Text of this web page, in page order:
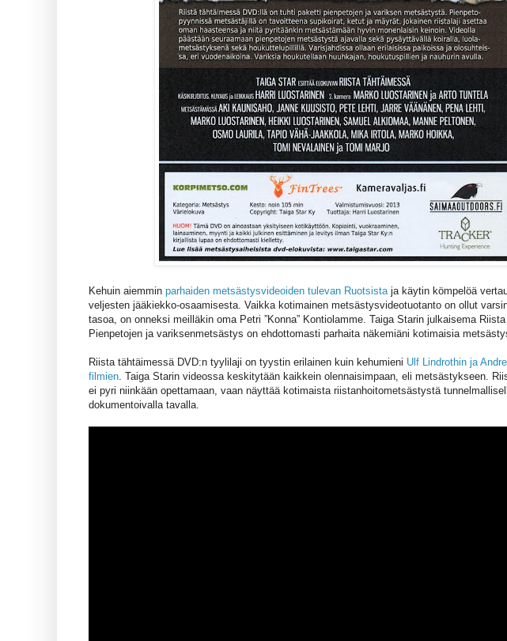
Kehuin aiemmin parhaiden metsästysvideoiden tulevan Ruotsistaja käytin kömpelöä
veljesten jääkiekko-osaamisesta. Vaikka kotimainen metsästysvideotuotanto on ollut
tasoa, on onneksi meilläkin oma Petri ”Konna” Kontiolamme. Taiga Starin julkaisema
Pienpetojen ja variksenmetsästys on ehdottomasti parhaita näkemiäni kotimaisia
Riista tähtäimessä DVD:n tyylilaji on tyystin erilainen kuin kehumieni Ulf Lindrothin ja
filmien. Taiga Starin videossa keskitytään kaikkein olennaisimpaan, eli metsästykseen.
ei pyri niinkään opettamaan, vaan näyttää kotimaista riistanhoitometsästystä
dokumentoivalla tavalla.